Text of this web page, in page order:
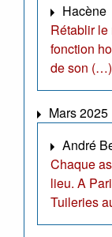
Hacène
Rétablir le
fonction
de son (…)
Mars 2025
André
Chaque
lieu. A
Tuileries